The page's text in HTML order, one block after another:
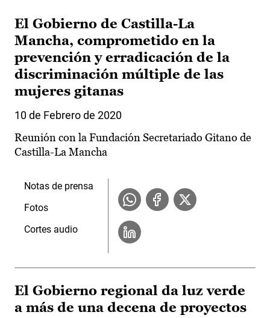
El Gobierno de Castilla-La
Mancha, comprometido en la
prevención y erradicación de la
discriminación múltiple de las
mujeres gitanas
10 de Febrero de 2020
Reunión con la Fundación Secretariado Gitano de
Castilla-La Mancha
Notas de prensa
Fotos
Cortes audio
El Gobierno regional da luz verde
a más de una decena de proyectos